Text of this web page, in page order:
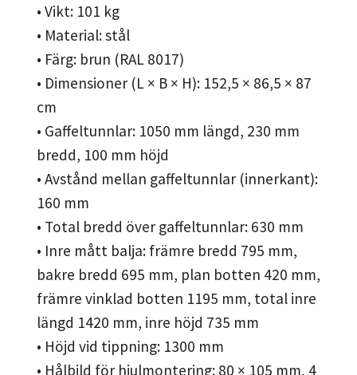
• Vikt: 101 kg
• Material: stål
• Färg: brun (RAL 8017)
• Dimensioner (L × B × H): 152,5 × 86,5 × 87
cm
• Gaffeltunnlar: 1050 mm längd, 230 mm
bredd, 100 mm höjd
• Avstånd mellan gaffeltunnlar (innerkant):
160 mm
• Total bredd över gaffeltunnlar: 630 mm
• Inre mått balja: främre bredd 795 mm,
bakre bredd 695 mm, plan botten 420 mm,
främre vinklad botten 1195 mm, total inre
längd 1420 mm, inre höjd 735 mm
• Höjd vid tippning: 1300 mm
• Hålbild för hjulmontering: 80 × 105 mm, 4